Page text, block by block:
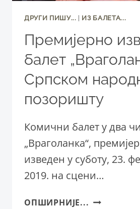
ДРУГИ ПИШУ... ИЗ БАЛЕТА...
Премијерно
балет
Српском
позоришту
Комични балет у два
„Враголанка“,
изведен у суботу, 23.
2019. на сцени…
ОПШИРНИЈЕ...